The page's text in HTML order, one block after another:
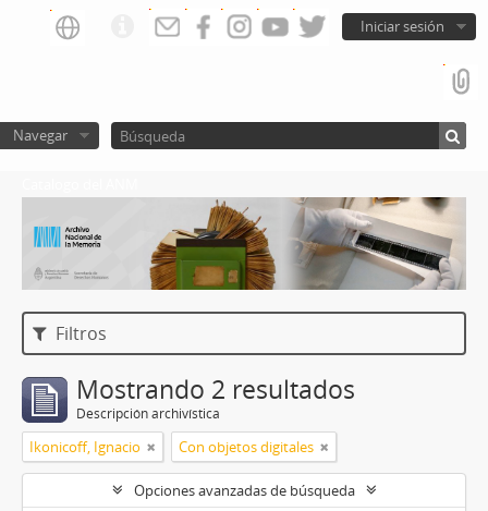
Iniciar sesión
Navegar
Filtros
Mostrando 2 resultados
Descripción archivística
Ikonicoff, Ignacio Con objetos digitales
Opciones avanzadas de búsqueda